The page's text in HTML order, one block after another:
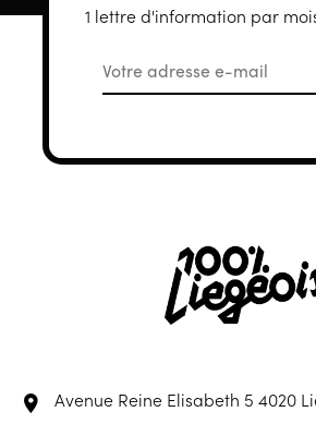
1 lettre d'information par
Avenue Reine Elisabeth 54020